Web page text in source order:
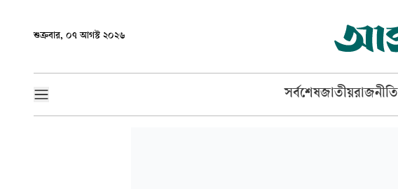
শুক্রবার, ০৭ আগস্ট ২০২৬
সর্বশেষজাতীয়রাজনীতি